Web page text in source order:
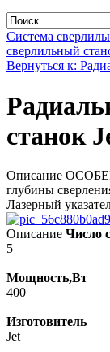
Система
сверлильный
Вернуться к:
станок
Описание
глубины
Лазерный
Описание Число
5
Мощность,Вт
400
Изготовитель
Jet